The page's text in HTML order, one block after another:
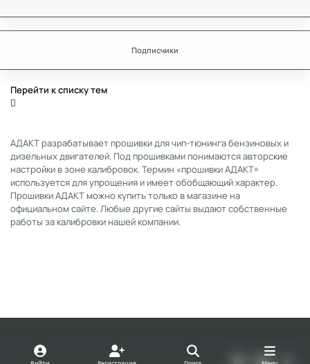
Подписчики
Перейти к списку тем
АДАКТ разрабатывает прошивки для чип-тюнинга бензиновых и
дизельных двигателей. Под прошивками понимаются авторские
настройки в зоне калибровок. Термин «прошивки АДАКТ»
используется для упрощения и имеет обобщающий характер.
Прошивки АДАКТ можно купить только в магазине на
официальном сайте. Любые другие сайты выдают собственные
работы за калибровки нашей компании.
Light ModeDark ModeSystem Preference t